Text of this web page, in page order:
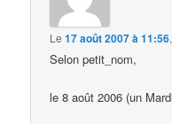
Le17 août 2007 à 11:56
Selon petit_nom,
le 8 août 2006 (un